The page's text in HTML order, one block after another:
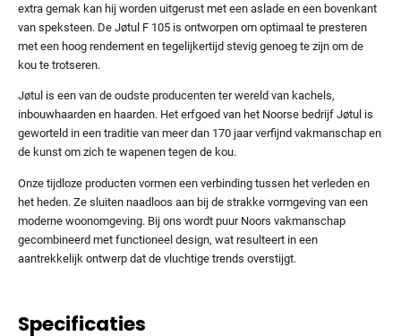
extra gemak kan hij worden uitgerust met een aslade en een bovenkant
van speksteen. De Jøtul F 105 is ontworpen om optimaal te presteren
met een hoog rendement en tegelijkertijd stevig genoeg te zijn om de
kou te trotseren.
Jøtul is een van de oudste producenten ter wereld van kachels,
inbouwhaarden en haarden. Het erfgoed van het Noorse bedrijf Jøtul is
geworteld in een traditie van meer dan 170 jaar verfijnd vakmanschap en
de kunst om zich te wapenen tegen de kou.
Onze tijdloze producten vormen een verbinding tussen het verleden en
het heden. Ze sluiten naadloos aan bij de strakke vormgeving van een
moderne woonomgeving. Bij ons wordt puur Noors vakmanschap
gecombineerd met functioneel design, wat resulteert in een
aantrekkelijk ontwerp dat de vluchtige trends overstijgt.
Specificaties